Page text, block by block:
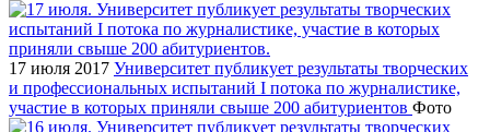
17 июля 2017 Университет публикует результаты творческих
и профессиональных испытаний I потока по журналистике,
участие в которых приняли свыше 200 абитуриентов Фото